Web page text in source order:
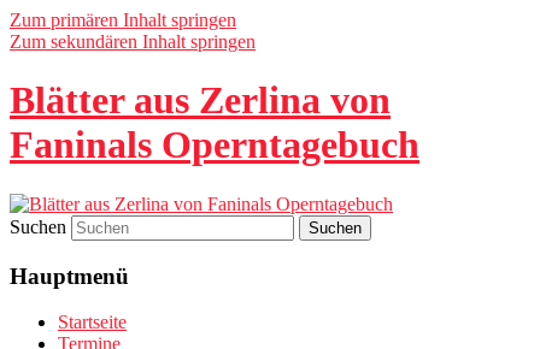
Zum primären Inhalt springen
Zum sekundären Inhalt springen
Blätter aus Zerlina von
Faninals Operntagebuch
Suchen
Hauptmenü
Startseite
Termine